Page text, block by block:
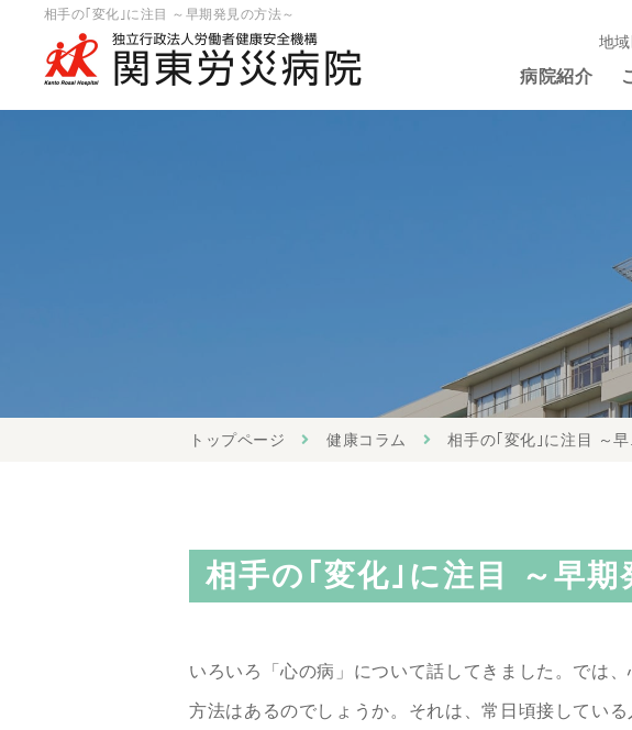
相手の｢変化｣に注目 ～早期発見の方法～
地
病院紹介
トップページ 健康コラム 相手の｢変化｣に注目 ～早
相手の｢変化｣に注目 ～早期
いろいろ「心の病」について話してきました。では
方法はあるのでしょうか。それは、常日頃接してい